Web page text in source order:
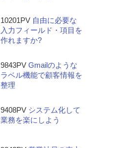
10201PV 自由に必要な
入力フィールド・項目を
作れますか?
9843PV Gmailのような
ラベル機能で顧客情報を
整理
9408PV システム化して
業務を楽にしよう